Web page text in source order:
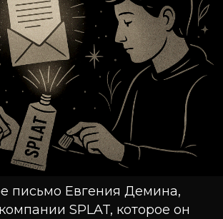
письмо Евгения Демина,
SPLAT, которое он